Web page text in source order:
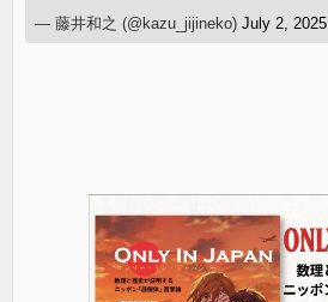
— 藤井和之 (@kazu_jijineko)July 2, 2025